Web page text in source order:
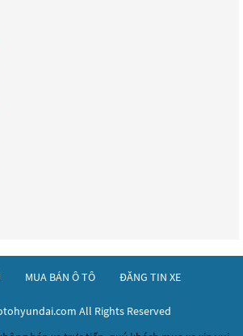
MUA BÁN Ô TÔ ĐĂNG TIN XE
All Rights Reserved